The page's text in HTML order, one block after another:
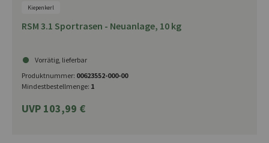
Kiepenkerl
RSM 3.1 Sportrasen - Neuanlage, 10 kg
Vorrätig, lieferbar
Produktnummer: 00623552-000-00
Mindestbestellmenge: 1
UVP 103,99 €